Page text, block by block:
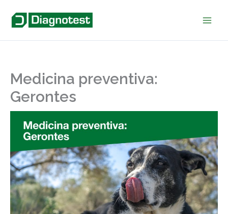
contenido
Medicina preventiva:
Gerontes